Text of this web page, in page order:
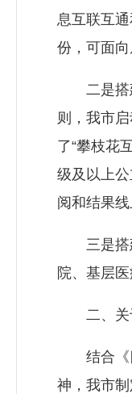
息互联互
份，可面
二是搭建
则，我市
了“攀枝花
级及以上
阅和结果线
三是搭建
院、基层
二、关于
结合《四
神，我市